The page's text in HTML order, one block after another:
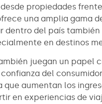
propiedades
una amplia gama
dentro del país
en destinos
juegan un papel
del
aumentan los
en experiencias de